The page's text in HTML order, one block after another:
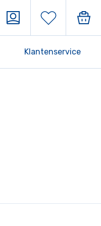
Klantenservice